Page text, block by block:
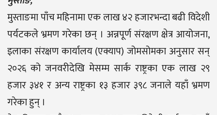
मुस्ताङमा पाँच महिनामा एक लाख ४२ हजारभन्दा बढी विदेशी
पर्यटकले भ्रमण गरेका छन् । अन्नपूर्ण संरक्षण क्षेत्र आयोजना,
इलाका संरक्षण कार्यालय (एक्याप) जोमसोमका अनुसार सन्
२०२६ को जनवरीदेखि मेसम्म सार्क राष्ट्रका एक लाख २९
हजार ३४१ र अन्य राष्ट्रका १३ हजार ३९८ जनाले यहाँ भ्रमण
गरेका हुन् ।